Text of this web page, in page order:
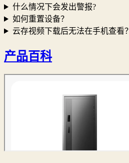
什么情况下会发出警报?
如何重置设备？
云存视频下载后无法在手机查看？
产品百科